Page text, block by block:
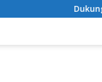
Dukung Pelaku